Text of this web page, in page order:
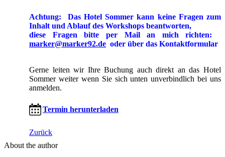
Achtung:
Das Hotel Sommer kann keine Fragen zum
Inhalt und Ablauf des Workshops beantworten,
diese Fragen bitte per Mail an mich richten:
marker@marker92.de oder über das Kontaktformular
Gerne leiten wir Ihre Buchung auch direkt an das Hotel
Sommer weiter wenn Sie sich unten unverbindlich bei uns
anmelden.
Termin herunterladen
Zurück
About the author